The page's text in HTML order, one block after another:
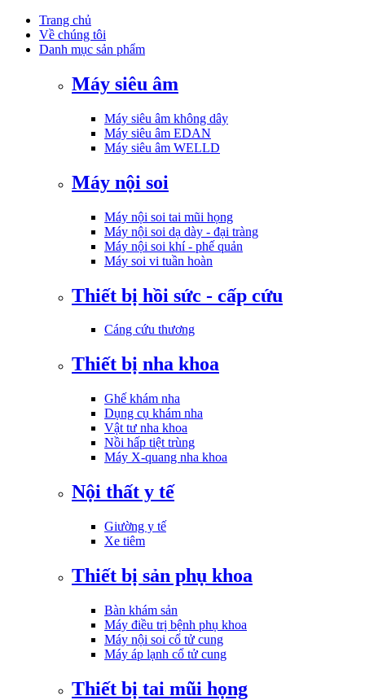
Trang chủ
Về chúng tôi
Danh mục sản phẩm
Máy siêu âm
Máy siêu âm không dây
Máy siêu âm EDAN
Máy siêu âm WELLD
Máy nội soi
Máy nội soi tai mũi họng
Máy nội soi dạ dày - đại tràng
Máy nội soi khí - phế quản
Máy soi vi tuần hoàn
Thiết bị hồi sức - cấp cứu
Cáng cứu thương
Thiết bị nha khoa
Ghế khám nha
Dụng cụ khám nha
Vật tư nha khoa
Nồi hấp tiệt trùng
Máy X-quang nha khoa
Nội thất y tế
Giường y tế
Xe tiêm
Thiết bị sản phụ khoa
Bàn khám sản
Máy điều trị bệnh phụ khoa
Máy nội soi cổ tử cung
Máy áp lạnh cổ tử cung
Thiết bị tai mũi họng